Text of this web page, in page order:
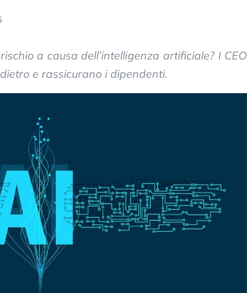
a causa dell’intelligenza artificiale? I CEO
e rassicurano i dipendenti.